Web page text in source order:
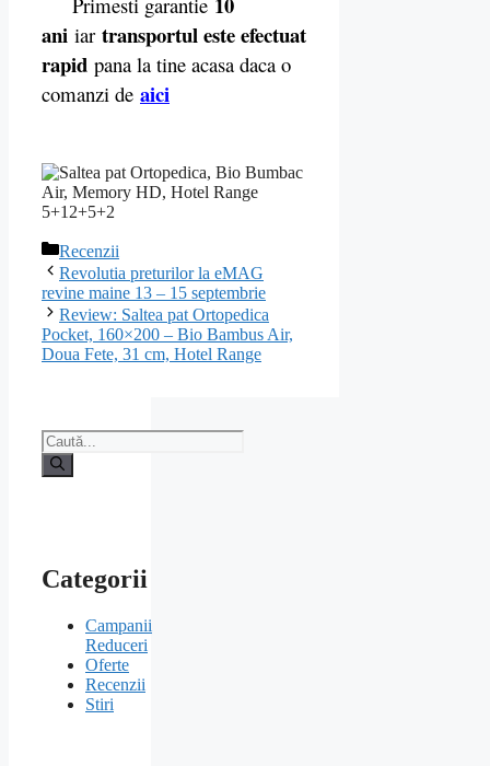
ani iar transportul este efectuat
rapid pana la tine acasa daca o
comanzi de aici
Categorii
Recenzii
Navigare
în
articole
Revolutia preturilor la eMAG
revine maine 13 – 15 septembrie
Review: Saltea pat Ortopedica
Pocket, 160×200 – Bio Bambus Air,
Doua Fete, 31 cm, Hotel Range
Caută
după:
Categorii
Campanii
Reduceri
Oferte
Recenzii
Stiri